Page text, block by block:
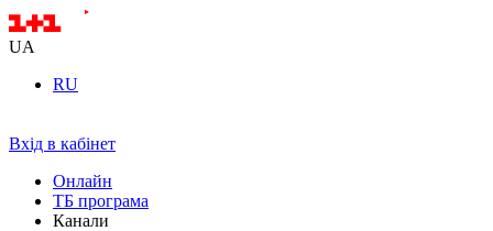
UA
RU
Вхід в кабінет
Онлайн
ТБ програма
Канали